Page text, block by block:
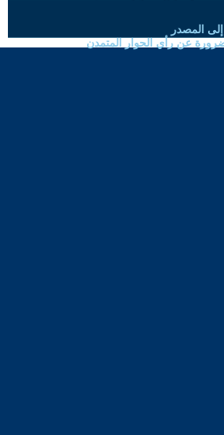
المصدر
عن رأي الحوار المتمدن